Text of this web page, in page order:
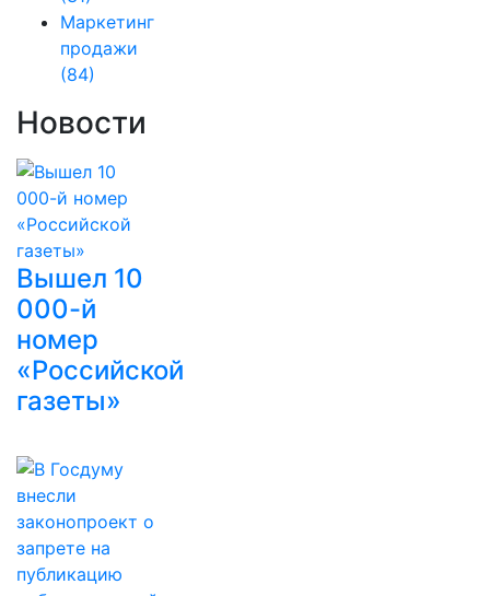
Маркетинг
продажи
(84)
Новости
Вышел 10
000-й
номер
«Российской
газеты»